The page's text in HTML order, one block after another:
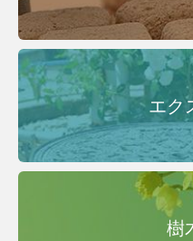
エク
樹